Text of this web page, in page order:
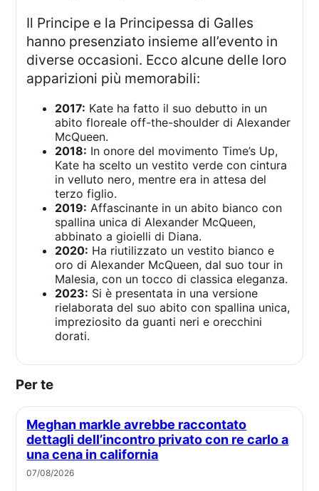
Il Principe e la Principessa di Galles
hanno presenziato insieme all’evento in
diverse occasioni. Ecco alcune delle loro
apparizioni più memorabili:
2017: Kate ha fatto il suo debutto in un
abito floreale off-the-shoulder di Alexander
McQueen.
2018: In onore del movimento Time’s Up,
Kate ha scelto un vestito verde con cintura
in velluto nero, mentre era in attesa del
terzo figlio.
2019: Affascinante in un abito bianco con
spallina unica di Alexander McQueen,
abbinato a gioielli di Diana.
2020: Ha riutilizzato un vestito bianco e
oro di Alexander McQueen, dal suo tour in
Malesia, con un tocco di classica eleganza.
2023: Si è presentata in una versione
rielaborata del suo abito con spallina unica,
impreziosito da guanti neri e orecchini
dorati.
Per te
Meghan markle avrebbe raccontato
dettagli dell’incontro privato con re carlo a
una cena in california
07/08/2026